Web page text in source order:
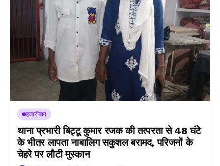
हजारीबाग
थाना प्रभारी बिट्टू कुमार रजक की तत्परता से 48 घंटे
के भीतर लापता नाबालिग सकुशल बरामद, परिजनों के
चेहरे पर लौटी मुस्कान